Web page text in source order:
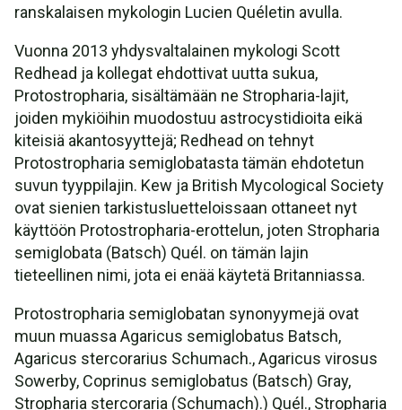
ranskalaisen mykologin Lucien Quéletin avulla.
Vuonna 2013 yhdysvaltalainen mykologi Scott
Redhead ja kollegat ehdottivat uutta sukua,
Protostropharia, sisältämään ne Stropharia-lajit,
joiden mykiöihin muodostuu astrocystidioita eikä
kiteisiä akantosyyttejä; Redhead on tehnyt
Protostropharia semiglobatasta tämän ehdotetun
suvun tyyppilajin. Kew ja British Mycological Society
ovat sienien tarkistusluetteloissaan ottaneet nyt
käyttöön Protostropharia-erottelun, joten Stropharia
semiglobata (Batsch) Quél. on tämän lajin
tieteellinen nimi, jota ei enää käytetä Britanniassa.
Protostropharia semiglobatan synonyymejä ovat
muun muassa Agaricus semiglobatus Batsch,
Agaricus stercorarius Schumach., Agaricus virosus
Sowerby, Coprinus semiglobatus (Batsch) Gray,
Stropharia stercoraria (Schumach).) Quél., Stropharia